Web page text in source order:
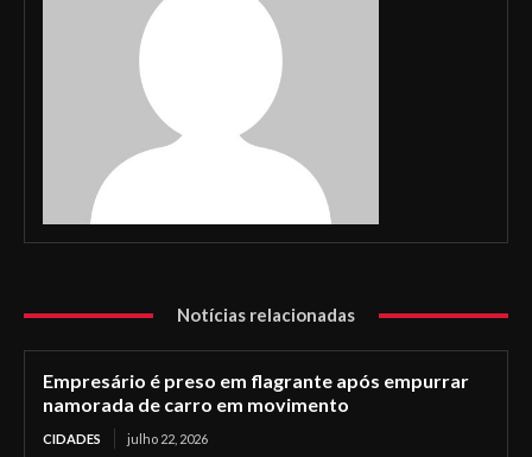
Notícias relacionadas
Empresário é preso em flagrante após empurrar
namorada de carro em movimento
CIDADES julho 22, 2026